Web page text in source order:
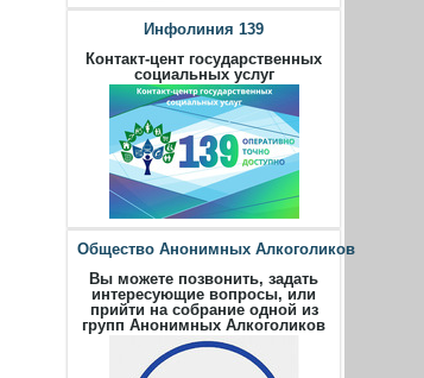
Инфолиния 139
Контакт-цент государственных
социальных услуг
Общество Анонимных Алкоголиков
Вы можете позвонить, задать
интересующие вопросы, или
прийти на собрание одной из
групп Анонимных Алкоголиков